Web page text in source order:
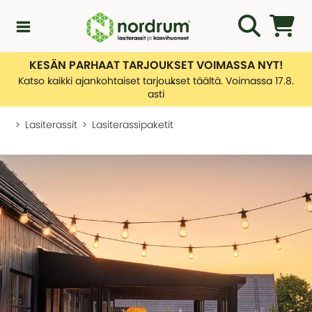
Kampanjat
Yleiskatsaus - Uutuuksia
Rakentamislupa
Asiakaspalvelu
KATEGORIAT
Yleiskatsaus - Asiakaspalvelu
Ota yhteyttä
Tietoa toimituksistamme
Palautusten hallinnointi
Lasiterassiopas
Lasiterassit
KATEGORIAT
Kasvihuone
KESÄN PARHAAT TARJOUKSET VOIMASSA NYT!
Katso kaikki ajankohtaiset tarjoukset täältä. Voimassa 17.8.
asti
Lasiterassit Lasiterassipaketit